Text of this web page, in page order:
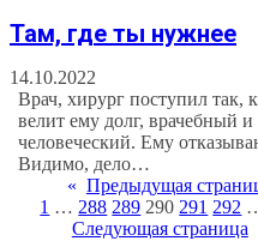
Там, где ты нужнее
14.10.2022
Врач, хирург поступил так,
велит ему долг, врачебный и
человеческий. Ему
Видимо, дело…
« Предыдущая
1 … 288 289 290 291 292
Следующая страница